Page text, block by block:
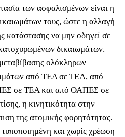
των ασφαλισμένων είναι η
τους, ώστε η αλλαγή
κατάστασης να μην οδηγεί σε
δικαιωμάτων.
ολόκληρων
από ΤΕΑ σε ΤΕΑ, από
σε ΤΕΑ και από ΟΑΠΕΣ σε
η κινητικότητα στην
της ατομικής φορητότητας.
και χωρίς χρέωση